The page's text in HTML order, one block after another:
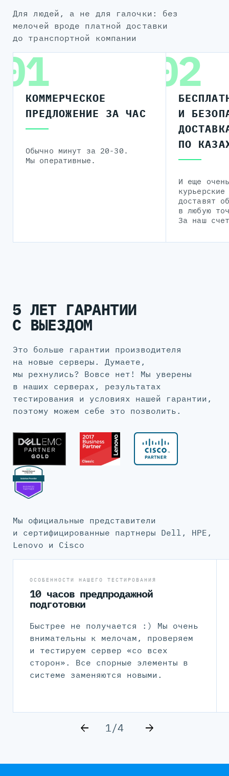
для людей, а не для галочки: без
мелочей вроде платной доставки
до транспортной компании
01
КОММЕРЧЕСКОЕ
ПРЕДЛОЖЕНИЕ ЗА ЧАС
Обычно минут за 20-30.
Мы оперативные.
02
И
ПО
И еще
доставят
в любую
За наш
5 ЛЕТ ГАРАНТИИ
С ВЫЕЗДОМ
Это больше гарантии производителя
на новые серверы. Думаете,
мы рехнулись? Вовсе нет! Мы уверены
в наших серверах, результатах
тестирования и условиях нашей гарантии,
поэтому можем себе это позволить.
Мы официальные представители
и сертифицированные партнеры Dell, HPE,
Lenovo и Cisco
ОСОБЕННОСТИ НАШЕГО ТЕСТИРОВАНИЯ
10 часов предпродажной
подготовки
Быстрее не получается :) Мы очень
внимательны к мелочам, проверяем
и тестируем сервер «со всех
сторон». Все спорные элементы в
системе заменяются новыми.
1/4